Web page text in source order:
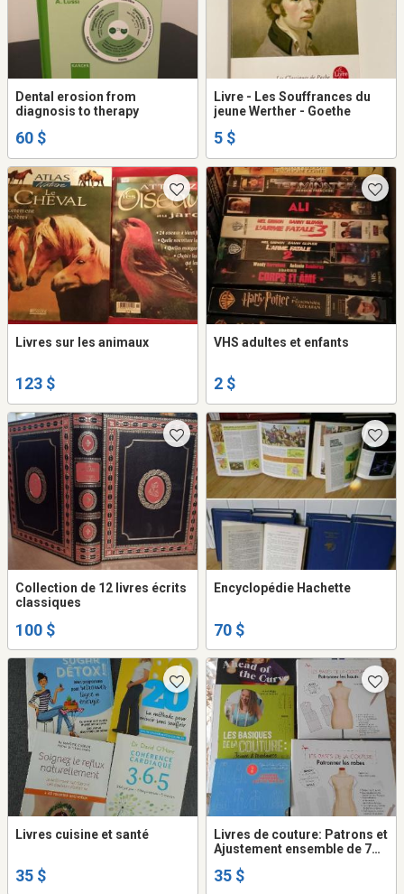
Dental erosion from
diagnosis to therapy
60 $
Livre - Les Souffrances du
jeune Werther - Goethe
5 $
Livres sur les animaux
123 $
VHS adultes et enfants
2 $
Collection de 12 livres écrits
classiques
100 $
Encyclopédie Hachette
70 $
Livres cuisine et santé
35 $
Livres de couture: Patrons et
Ajustement ensemble de 7
35 $